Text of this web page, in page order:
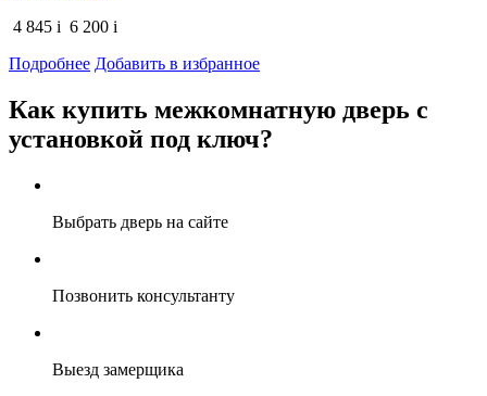
4 845 i 6 200 i
Подробнее Добавить в избранное
Как купить межкомнатную дверь с
установкой под ключ?
Выбрать дверь на сайте
Позвонить консультанту
Выезд замерщика